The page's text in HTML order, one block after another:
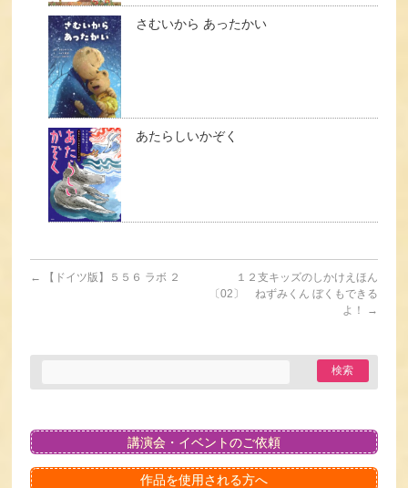
さむいから あったかい
あたらしいかぞく
← 【ドイツ版】５５６ ラボ ２
１２支キッズのしかけえほん
〔02〕 ねずみくん ぼくもできる
よ！
→
講演会・イベントのご依頼
作品を使用される方へ